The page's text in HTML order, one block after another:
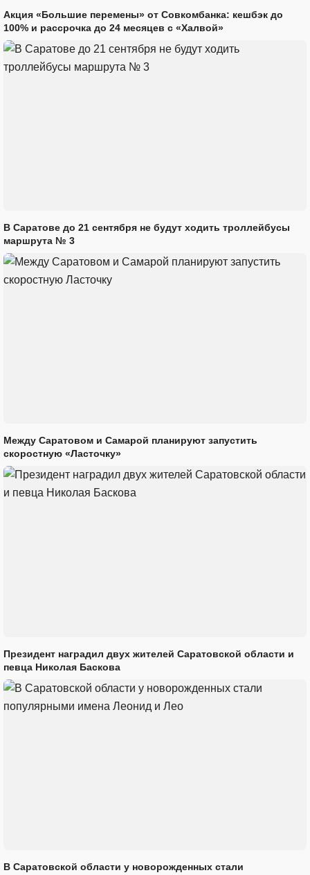
Акция «Большие перемены» от Совкомбанка: кешбэк до
100% и рассрочка до 24 месяцев с «Халвой»
В Саратове до 21 сентября не будут ходить троллейбусы
маршрута № 3
Между Саратовом и Самарой планируют запустить
скоростную «Ласточку»
Президент наградил двух жителей Саратовской области и
певца Николая Баскова
В Саратовской области у новорожденных стали